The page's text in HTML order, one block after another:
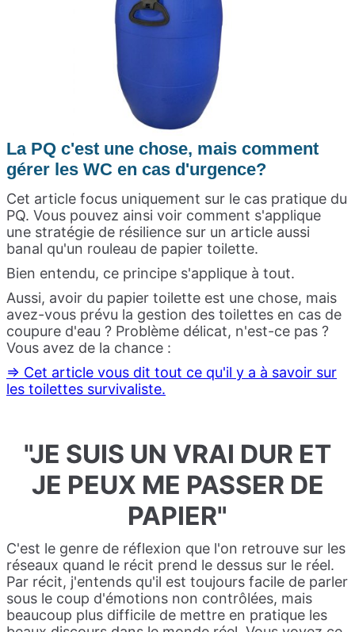
La PQ c'est une chose, mais comment
gérer les WC en cas d'urgence?
Cet article focus uniquement sur le cas pratique du
PQ. Vous pouvez ainsi voir comment s'applique
une stratégie de résilience sur un article aussi
banal qu'un rouleau de papier toilette.
Bien entendu, ce principe s'applique à tout.
Aussi, avoir du papier toilette est une chose, mais
avez-vous prévu la gestion des toilettes en cas de
coupure d'eau ? Problème délicat, n'est-ce pas ?
Vous avez de la chance :
=> Cet article vous dit tout ce qu'il y a à savoir sur
les toilettes survivaliste.
"JE SUIS UN VRAI DUR ET
JE PEUX ME PASSER DE
PAPIER"
C'est le genre de réflexion que l'on retrouve sur les
réseaux quand le récit prend le dessus sur le réel.
Par récit, j'entends qu'il est toujours facile de parler
sous le coup d'émotions non contrôlées, mais
beaucoup plus difficile de mettre en pratique les